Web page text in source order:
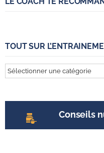
TOUT SUR
Tout
sur
Conseils